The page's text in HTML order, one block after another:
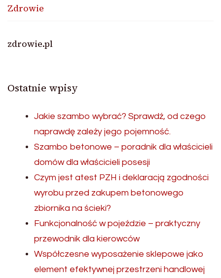
Zdrowie
zdrowie.pl
Ostatnie wpisy
Jakie szambo wybrać? Sprawdź, od czego
naprawdę zależy jego pojemność.
Szambo betonowe – poradnik dla właścicieli
domów dla właścicieli posesji
Czym jest atest PZH i deklaracją zgodności
wyrobu przed zakupem betonowego
zbiornika na ścieki?
Funkcjonalność w pojeździe – praktyczny
przewodnik dla kierowców
Współczesne wyposażenie sklepowe jako
element efektywnej przestrzeni handlowej